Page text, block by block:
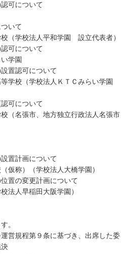
可について
いて
校法人平和学園 設立代表者）
可について
学園
置認可について
（学校法人ＫＴＣみらい学園
可について
張市、地方独立行政法人名張市
置計画について
）（学校法人大橋学園）
置の変更計画について
早稲田大阪学園）
。
規程第９条に基づき、出席した委